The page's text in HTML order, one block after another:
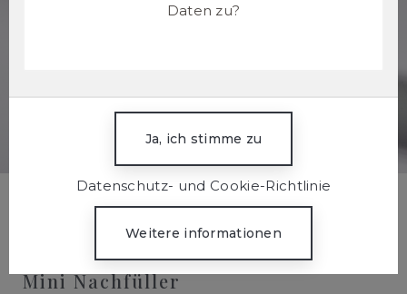
Oberflächen Desinfekt Schaum
Mini Nachfüller
Daten zu?
Datenschutz- und Cookie-Richtlinie